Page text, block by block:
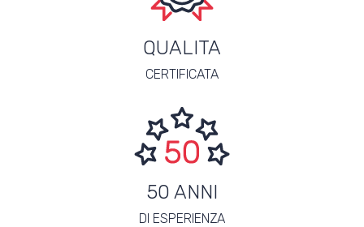
QUALITA
CERTIFICATA
50 ANNI
DI ESPERIENZA